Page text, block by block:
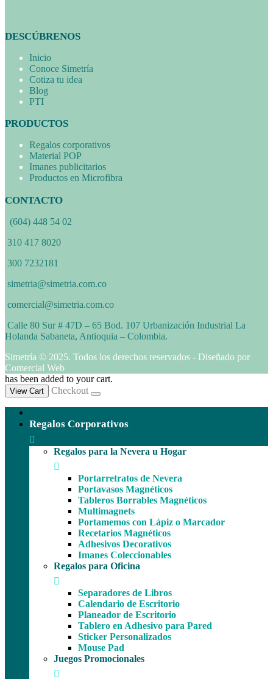
DESCÚBRENOS
Inicio
Conoce Simetría
Cotiza tu idea
Blog
PTI
PRODUCTOS
Regalos corporativos
Material POP
Imanes publicitarios
Productos en Microfibra
CONTACTO
(604) 448 54 02
310 417 8020
300 7232181
simetria@simetria.com.co
comercial@simetria.com.co
Calle 80 Sur # 47D – 65 Bod. 107 Urbanización Industrial La
Holanda Sabaneta, Antioquia – Colombia.
Simetría © 2025. Todos los derechos reservados - Diseñado por
Comercial Web
has been added to your cart.
View Cart Checkout
Regalos Corporativos
Regalos para la Nevera u Hogar
Portarretratos de Nevera
Portavasos Magnéticos
Tableros Borrables Magnéticos
Multimagnets
Portamemos con Lápiz o Marcador
Recetarios Magnéticos
Adhesivos Decorativos
Imanes Coleccionables
Regalos para Oficina
Separadores de Libros
Calendario de Escritorio
Planeador de Escritorio
Tablero en Adhesivo para Pared
Sticker Personalizados
Mouse Pad
Juegos Promocionales